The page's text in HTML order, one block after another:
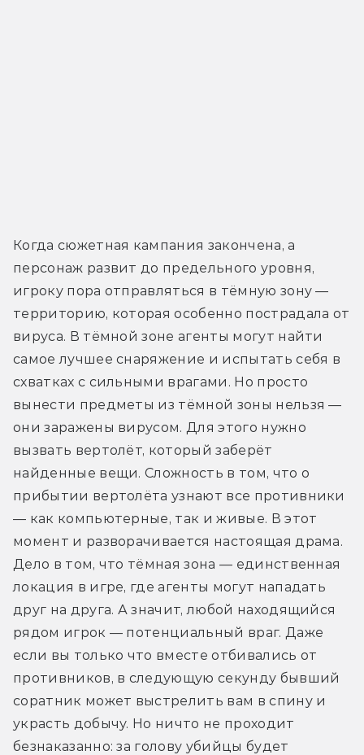
Когда сюжетная кампания закончена, а
персонаж развит до предельного уровня,
игроку пора отправляться в тёмную зону —
территорию, которая особенно пострадала от
вируса. В тёмной зоне агенты могут найти
самое лучшее снаряжение и испытать себя в
схватках с сильными врагами. Но просто
вынести предметы из тёмной зоны нельзя —
они заражены вирусом. Для этого нужно
вызвать вертолёт, который заберёт
найденные вещи. Сложность в том, что о
прибытии вертолёта узнают все противники
— как компьютерные, так и живые. В этот
момент и разворачивается настоящая драма.
Дело в том, что тёмная зона — единственная
локация в игре, где агенты могут нападать
друг на друга. А значит, любой находящийся
рядом игрок — потенциальный враг. Даже
если вы только что вместе отбивались от
противников, в следующую секунду бывший
соратник может выстрелить вам в спину и
украсть добычу. Но ничто не проходит
безнаказанно: за голову убийцы будет